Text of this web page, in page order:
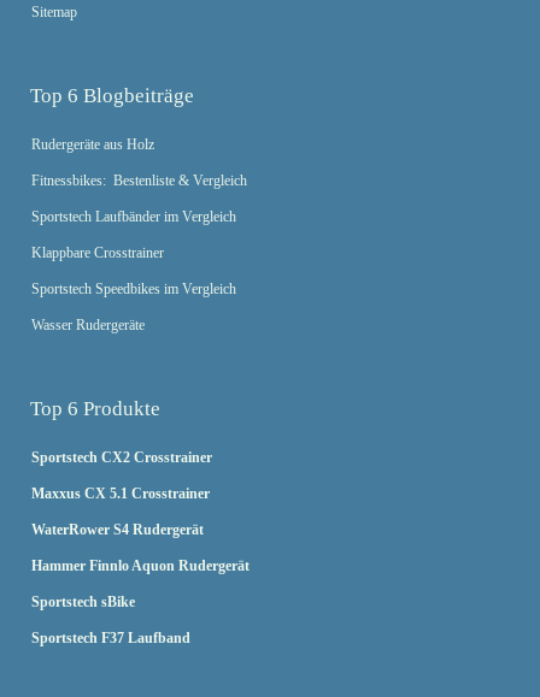
Sitemap
Top 6 Blogbeiträge
Rudergeräte aus Holz
Fitnessbikes: Bestenliste & Vergleich
Sportstech Laufbänder im Vergleich
Klappbare Crosstrainer
Sportstech Speedbikes im Vergleich
Wasser Rudergeräte
Top 6 Produkte
Sportstech CX2 Crosstrainer
Maxxus CX 5.1 Crosstrainer
WaterRower S4 Rudergerät
Hammer Finnlo Aquon Rudergerät
Sportstech sBike
Sportstech F37 Laufband